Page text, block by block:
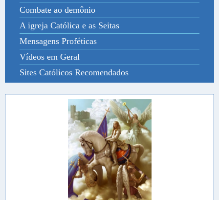
Combate ao demônio
A igreja Católica e as Seitas
Mensagens Proféticas
Vídeos em Geral
Sites Católicos Recomendados